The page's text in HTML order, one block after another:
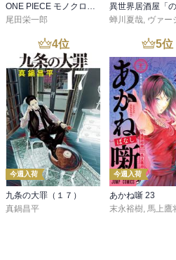
ONE PIECE モノクロ版 115
尾田栄一郎
蝉川夏哉, ヴァージニ
4位
今週入荷
九条の大罪（１７）
真鍋昌平
5位
今週入荷
あかね噺 23
末永裕樹, 馬上鷹